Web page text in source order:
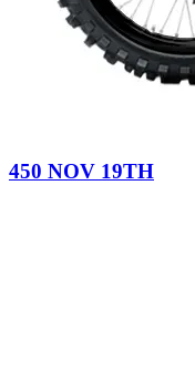
450 NOV 19TH